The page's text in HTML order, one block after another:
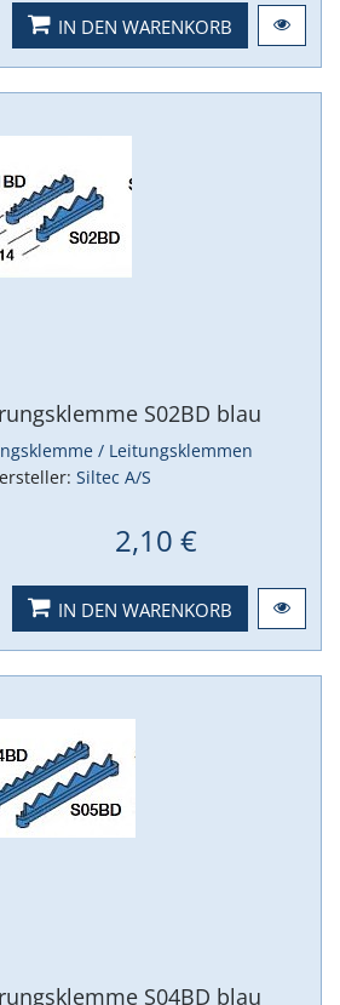
IN DEN WARENKORB
S02BD blau
/ Leitungsklemmen
Siltec A/S
2,10 €
IN DEN WARENKORB
S04BD blau